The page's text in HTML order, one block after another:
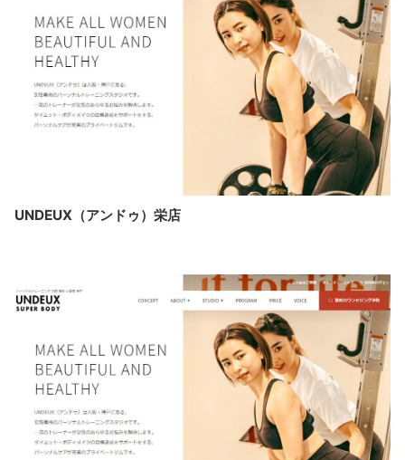
UNDEUX（アンドゥ）栄店